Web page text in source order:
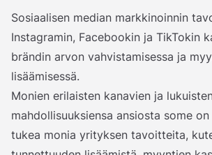
Sosiaalisen median markkinoinnin
Instagramin, Facebookin ja TikTokin
brändin arvon vahvistamisessa ja
lisäämisessä.
Monien erilaisten kanavien ja
mahdollisuuksiensa ansiosta some
tukea monia yrityksen tavoitteita,